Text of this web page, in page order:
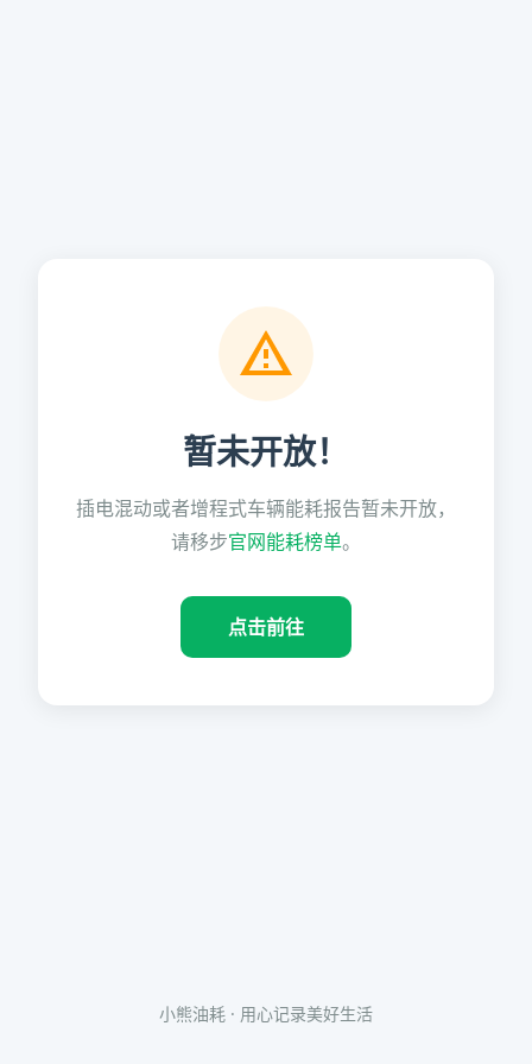
暂未开放！
插电混动或者增程式车辆能耗报告暂未开放，
请移步官网能耗榜单。
点击前往
小熊油耗 · 用心记录美好生活